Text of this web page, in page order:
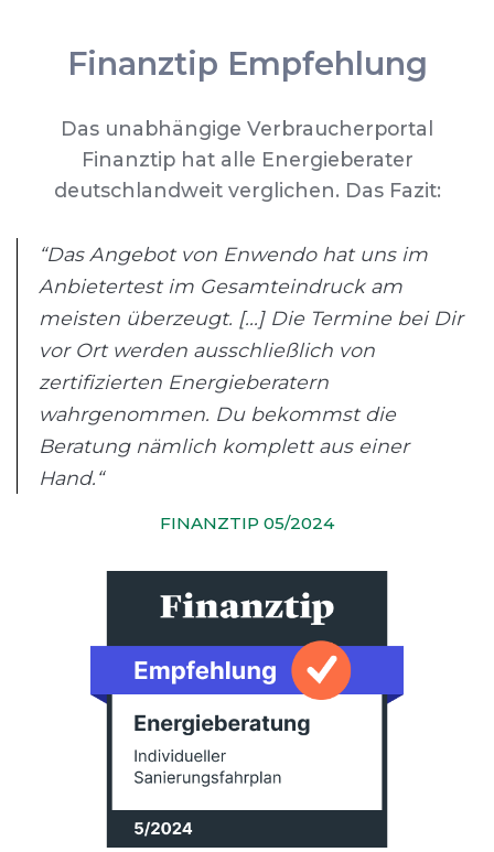
Finanztip Empfehlung
Das unabhängige Verbraucherportal
Finanztip hat alle Energieberater
deutschlandweit verglichen. Das Fazit:
“Das Angebot von Enwendo hat uns im
Anbietertest im Gesamteindruck am
meisten überzeugt. [...] Die Termine bei Dir
vor Ort werden ausschließlich von
zertifizierten Energieberatern
wahrgenommen. Du bekommst die
Beratung nämlich komplett aus einer
Hand.“
FINANZTIP 05/2024